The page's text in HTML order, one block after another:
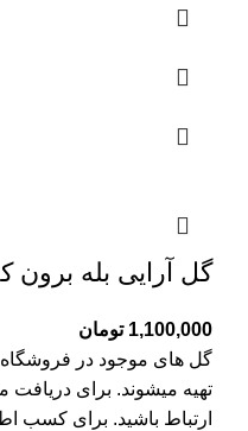
گل آرایی بله برون کد
1,100,000 تومان
گل های موجود در فروشگاه
تهیه میشوند. برای
ارتباط باشید. برای کسب